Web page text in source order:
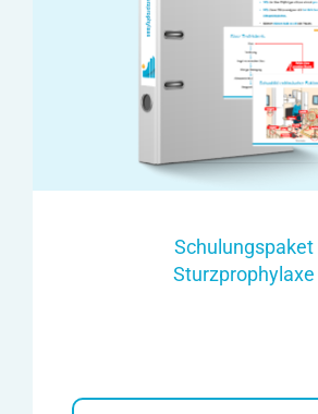
Schulungspaket
Sturzprophylaxe